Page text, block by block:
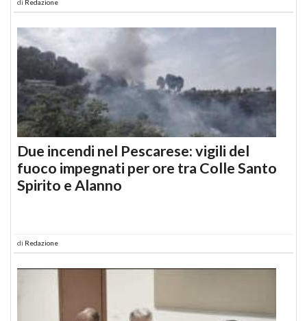
di Redazione
Due incendi nel Pescarese: vigili del
fuoco impegnati per ore tra Colle Santo
Spirito e Alanno
di Redazione